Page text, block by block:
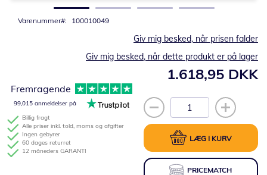
Varenummer 100010049
1.618,95 DKK
Giv mig besked, når prisen falder
Giv mig besked, når dette produkt er på lager
LÆG I KURV
PRICEMATCH
Billig fragt
Alle priser inkl. told, moms og afgifter
Ingen gebyrer
60 dages returret
12 måneders GARANTI
Fremragende
99,015 anmeldelser på
billedgalleriet